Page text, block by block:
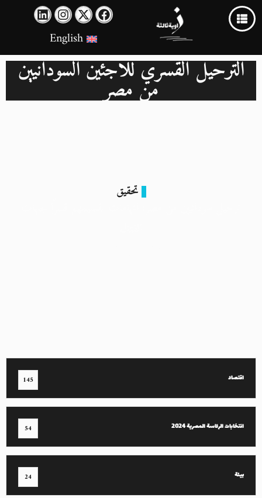
English
الترحيل القسري للاجئين السودانيين
من مصر
تحقيق
اقتصاد 145
انتخابات الرئاسة المصرية 2024 54
بيئة 24